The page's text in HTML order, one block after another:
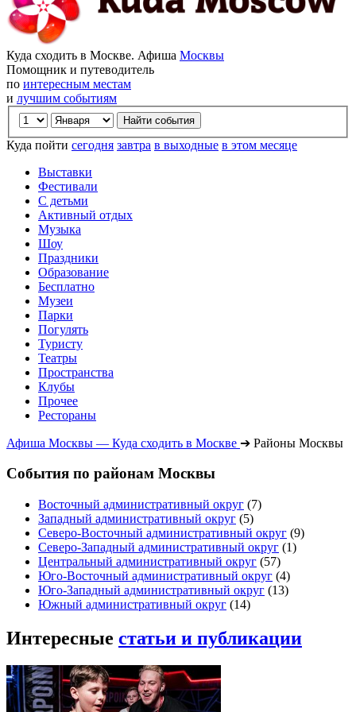
Куда сходить в Москве. Афиша Москвы
Помощник и путеводитель
по интересным местам
и лучшим событиям
Куда пойти сегодня завтра в выходные в этом месяце
Выставки
Фестивали
С детьми
Активный отдых
Музыка
Шоу
Праздники
Образование
Бесплатно
Музеи
Парки
Погулять
Туристу
Театры
Пространства
Клубы
Прочее
Рестораны
Афиша Москвы — Куда сходить в Москве ➔ Районы Москвы
События по районам Москвы
Восточный административный округ (7)
Западный административный округ (5)
Северо-Восточный административный округ (9)
Северо-Западный административный округ (1)
Центральный административный округ (57)
Юго-Восточный административный округ (4)
Юго-Западный административный округ (13)
Южный административный округ (14)
Интересные статьи и публикации